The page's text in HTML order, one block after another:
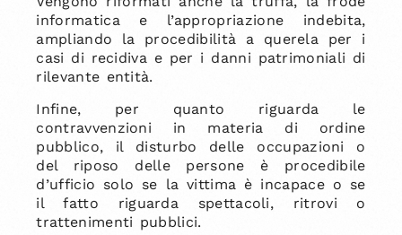
informatica e l’appropriazione indebita,
ampliando la procedibilità a querela per i
casi di recidiva e per i danni patrimoniali di
rilevante entità.
Infine, per quanto riguarda le
contravvenzioni in materia di ordine
pubblico, il disturbo delle occupazioni o
del riposo delle persone è procedibile
d’ufficio solo se la vittima è incapace o se
il fatto riguarda spettacoli, ritrovi o
trattenimenti pubblici.